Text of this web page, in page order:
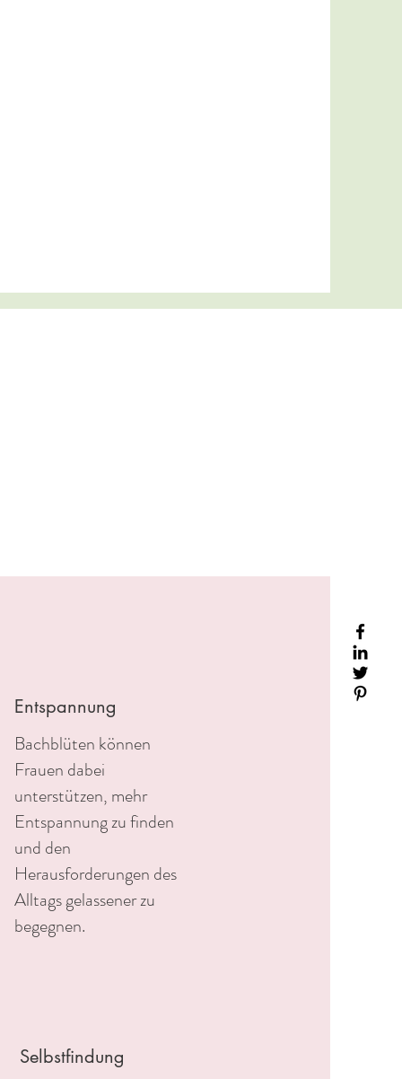
Entspannung
Bachblüten können
Frauen dabei
unterstützen, mehr
Entspannung zu finden
und den
Herausforderungen des
Alltags gelassener zu
begegnen.
Selbstfindung